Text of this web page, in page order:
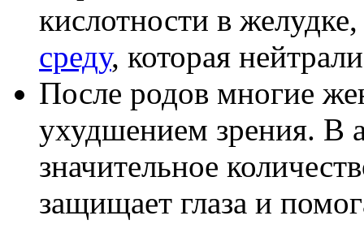
кислотности в
среду, которая
После родов многие
ухудшением зрения. В
значительное
защищает глаза и